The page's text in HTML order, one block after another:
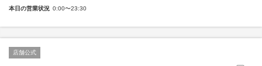
本日の営業状況 0:00〜23:30
店舗公式